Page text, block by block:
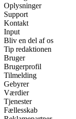
Oplysninger
Support
Kontakt
Input
Bliv en del af os
Tip redaktionen
Bruger
Brugerprofil
Tilmelding
Gebyrer
Værdier
Tjenester
Fællesskab